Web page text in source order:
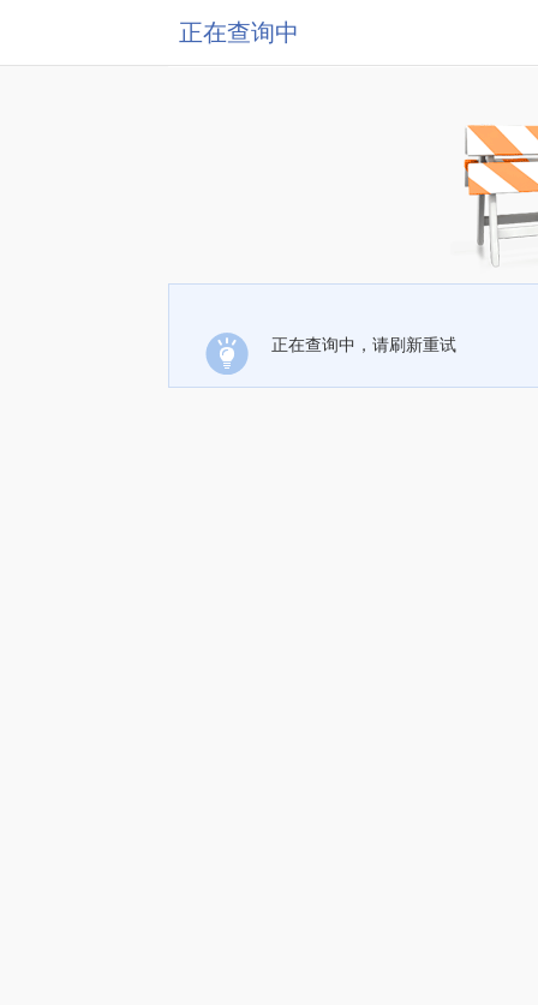
正在查询中
正在查询中，请刷新重试